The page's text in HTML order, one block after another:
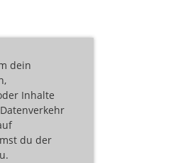
dein
Inhalte
du der